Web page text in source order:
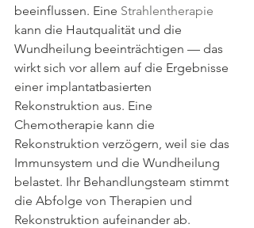
beeinflussen. Eine Strahlentherapie
kann die Hautqualität und die
Wundheilung beeinträchtigen — das
wirkt sich vor allem auf die Ergebnisse
einer implantatbasierten
Rekonstruktion aus. Eine
Chemotherapie kann die
Rekonstruktion verzögern, weil sie das
Immunsystem und die Wundheilung
belastet. Ihr Behandlungsteam stimmt
die Abfolge von Therapien und
Rekonstruktion aufeinander ab.